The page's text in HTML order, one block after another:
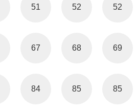
51 52 52
67 68 69
84 85 85